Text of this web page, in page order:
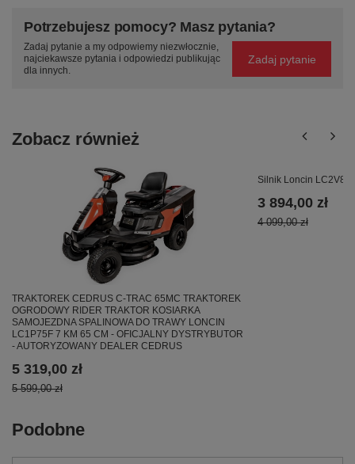
Potrzebujesz pomocy? Masz pytania?
Zadaj pytanie a my odpowiemy niezwłocznie,
najciekawsze pytania i odpowiedzi publikując
dla innych.
Zadaj pytanie
Zobacz również
TRAKTOREK CEDRUS C-TRAC 65MC TRAKTOREK
OGRODOWY RIDER TRAKTOR KOSIARKA
SAMOJEZDNA SPALINOWA DO TRAWY LONCIN
LC1P75F 7 KM 65 CM - OFICJALNY DYSTRYBUTOR
- AUTORYZOWANY DEALER CEDRUS
5 319,00 zł
5 599,00 zł
Silnik Loncin
3 894,00 zł
4 099,00 zł
Podobne